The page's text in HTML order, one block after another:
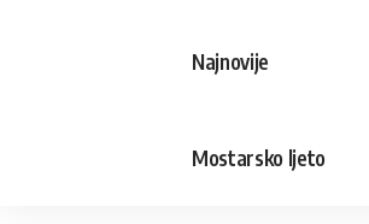
Najnovije
Mostarsko ljeto